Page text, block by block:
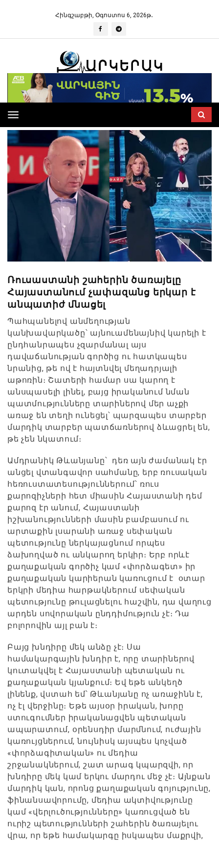
Հինգշաբթի, Օգոստոս 6, 2026թ․
Toggle
navigation
Ռուսաստանի շահերին ծառայելը
Հայաստանում չափազանց երկար է
անպատիժ մնացել
Պահպանելով անմեղության
կանխավարկածը՝ այնուամենայնիվ կարելի է
ընդհանրապես չզարմանալ այս
դավաճանության գործից ու հատկապես
նրանից, թե ով է հայտնվել մեղադրյալի
աթոռին։ Շատերի համար սա կարող է
անսպասելի լինել, բայց իրականում նման
պատմությունները տարիներով մեր աչքի
առաջ են տեղի ունեցել՝ պարզապես տարբեր
մարդիկ տարբեր պատճառներով ձևացրել են,
թե չեն նկատում։
Ամդրանիկ Թևանյանը՝ դեռ այն ժամանակ էր
անցել վտանգավոր սահմանը, երբ ռուսական
հեռուստատեսություններում՝ ռուս
քարոզիչների հետ միասին Հայաստանի դեմ
քարոզ էր անում, Հայաստանի
իշխանությունների մասին բամբասում ու
արտաքին լսարանի առաջ սեփական
պետությունը ներկայացնում որպես
ձախողված ու անկարող երկիր։ Երբ որևէ
քաղաքական գործիչ կամ «փորձագետ» իր
քաղաքական կարիերան կառուցում է օտար
երկրի մեդիա հարթակներում սեփական
պետությունը թուլացնելու հաշվին, դա վաղուց
արդեն սովորական ընդդիմություն չէ։ Դա
բոլորովին այլ բան է։
Բայց խնդիրը մեկ անձը չէ։ Սա
համակարգային խնդիր է, որը տարիներով
կուտակվել է Հայաստանի պետական ու
քաղաքական կյանքում։ Եվ եթե անկեղծ
լինենք, վստահ եմ՝ Թևանյանը ոչ առաջինն է,
ոչ էլ վերջինը։ Եթե այսօր իրական, խորը
ստուգումներ իրականացվեն պետական
ապարատում, օրենսդիր մարմնում, ուժային
կառույցներում, նույնիսկ այսպես կոչված
«փորձագիտական» ու մեդիա
շրջանակներում, շատ արագ կպարզվի, որ
խնդիրը մեկ կամ երկու մարդու մեջ չէ։ Այնքան
մարդիկ կան, որոնց քաղաքական գոյությունը,
ֆինանսավորումը, մեդիա ակտիվությունը
կամ «վերլուծությունները» կառուցված են
ուրիշ պետությունների շահերին ծառայելու
վրա, որ եթե համակարգը իսկապես մաքրվի,